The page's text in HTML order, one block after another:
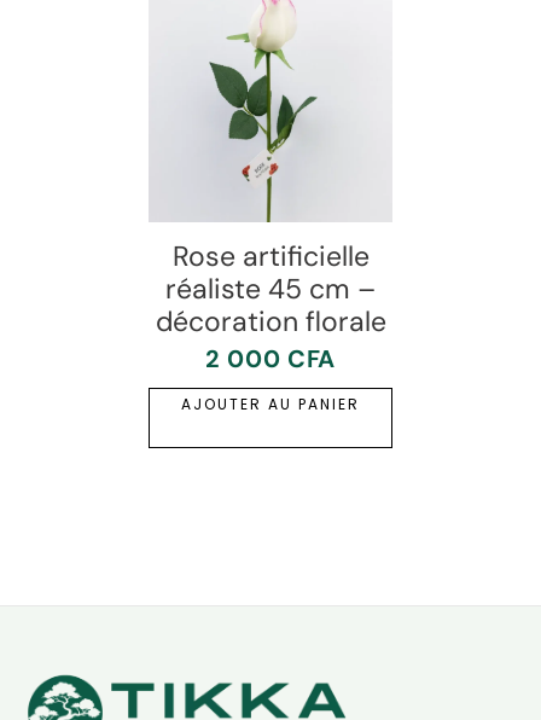
Rose artificielle
réaliste 45 cm –
décoration florale
2 000 CFA
AJOUTER AU PANIER